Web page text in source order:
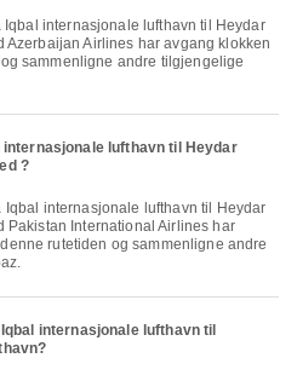
Airlines har avgang klokken
sammenligne andre tilgjengelige
lufthavn til Heydar
?
International Airlines har
rutetiden og sammenligne andre
internasjonale lufthavn til